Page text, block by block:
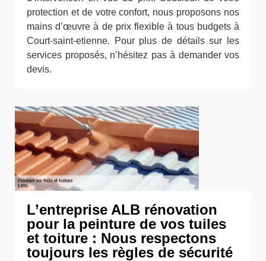
protection et de votre confort, nous proposons nos
mains d’œuvre à de prix flexible à tous budgets à
Court-saint-etienne. Pour plus de détails sur les
services proposés, n’hésitez pas à demander vos
devis.
L’entreprise ALB rénovation
pour la peinture de vos tuiles
et toiture : Nous respectons
toujours les règles de sécurité